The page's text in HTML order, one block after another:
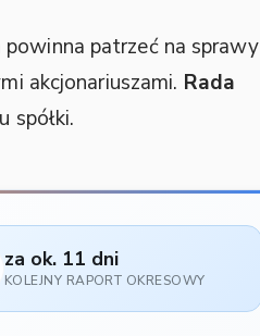
patrzeć na sprawy
akcjonariuszami. Rada
spółki.
za ok. 11 dni
KOLEJNY RAPORT OKRESOWY